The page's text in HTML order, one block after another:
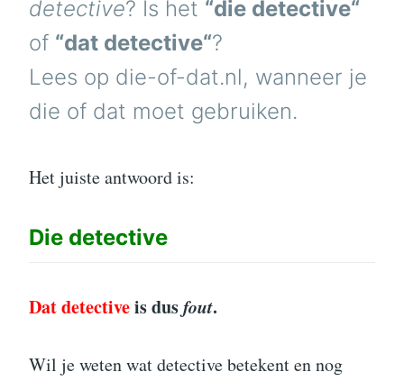
detective? Is het “die detective“
of “dat detective“?
Lees op die-of-dat.nl, wanneer je
die of dat moet gebruiken.
Het juiste antwoord is:
Die detective
Dat detectiveis dusfout.
Wil je weten wat detective betekent en nog